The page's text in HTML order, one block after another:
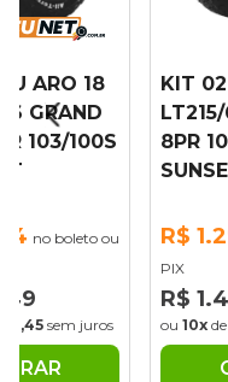
ARO 18
GRAND
103/100S
no boleto ou
sem juros
KIT
8PR
R$
PIX
R$
ou 10x de